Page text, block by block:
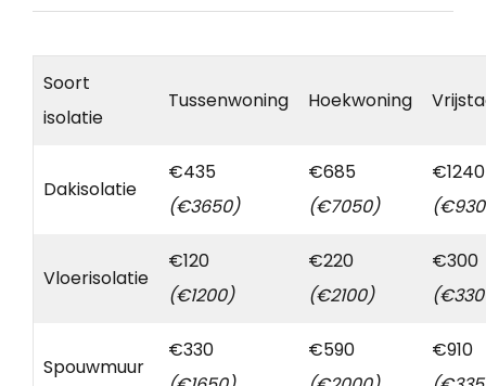
Soort
isolatie
Tussenwoning Hoekwoning
Dakisolatie
€435
(€3650)
€685
(€7050)
€1240
Vloerisolatie
€120
(€1200)
€220
(€2100)
€300
Spouwmuur
€330
€590
€910